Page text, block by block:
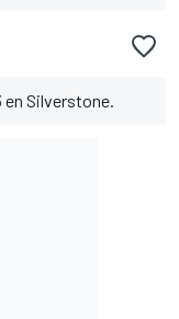
en Silverstone.